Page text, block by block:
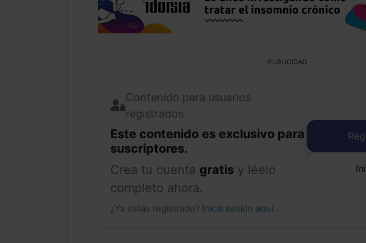
PUBLICIDAD
Contenido para usuarios
registrados
Este contenido es exclusivo para
suscriptores.
Crea tu cuenta gratis y léelo
completo ahora.
¿Ya estás registrado? Inicia sesión aquí .